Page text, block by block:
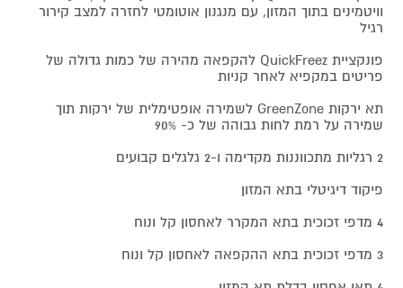
וויטמינים בתוך המזון, עם מנגנון אוטומטי לחזרה למצב קירור
רגיל
פונקציית QuickFreez להקפאה מהירה של כמות גדולה של
פריטים במקפיא לאחר קניות
תא ירקות GreenZone לשמירה אופטימלית של ירקות תוך
שמירה על רמת לחות גבוהה של כ- 90%
2 רגליות מתכווננות מקדימה ו-2 גלגלים קבועים
פיקוד דיגיטלי בתא המזון
4 מדפי זכוכית בתא המקרר לאחסון קל ונוח
3 מדפי זכוכית בתא ההקפאה לאחסון קל ונוח